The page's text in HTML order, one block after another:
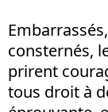
consternés,
prirent
tous droit à